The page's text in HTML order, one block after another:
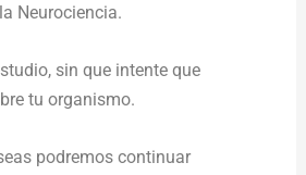
Neurociencia.
sin que intente que
tu organismo.
podremos continuar